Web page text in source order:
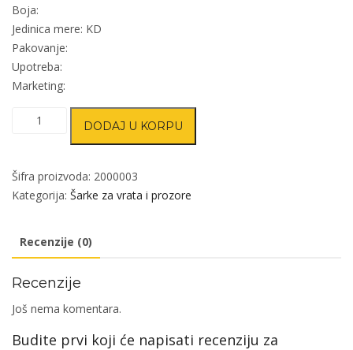
Boja:
Jedinica mere: KD
Pakovanje:
Upotreba:
Marketing:
Troškovi
2
do
količina
DODAJ U KORPU
Šifra proizvoda: 2000003
Kategorija: Šarke za vrata i prozore
Recenzije (0)
Recenzije
Još nema komentara.
Budite prvi koji će napisati recenziju za